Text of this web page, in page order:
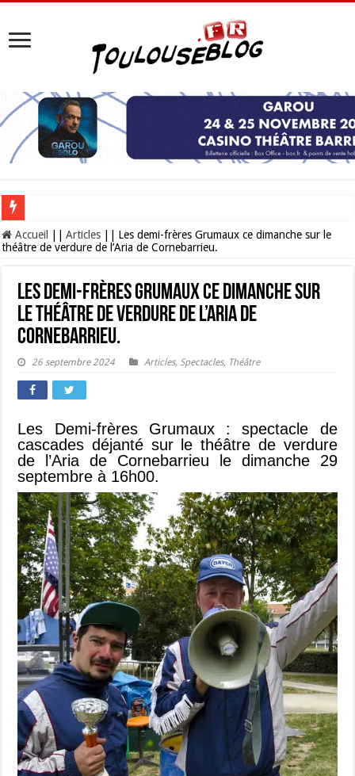
Les Nocturnes de la Cité de l’espace 2026 : l’événement incontournable de
Accueil Articles
Les demi-frères Grumaux ce dimanche sur le
théâtre de verdure de l’Aria de Cornebarrieu.
Les demi-frères Grumaux ce dimanche sur
le théâtre de verdure de l’Aria de
Cornebarrieu.
26 septembre 2024 Articles, Spectacles, Théâtre
Les Demi-frères Grumaux : spectacle de
cascades déjanté sur le théâtre de verdure
de l’Aria de Cornebarrieu le dimanche 29
septembre à 16h00.